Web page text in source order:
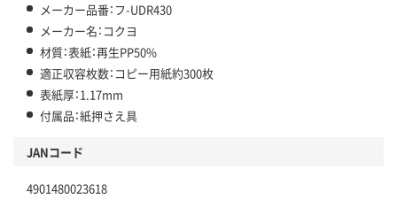
メーカー品番：フ-UDR430
メーカー名：コクヨ
材質：表紙：再生PP50%
適正収容枚数：コピー用紙約300枚
表紙厚：1.17mm
付属品：紙押さえ具
JANコード
4901480023618